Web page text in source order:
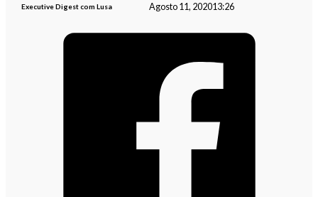
Executive Digest com Lusa Agosto 11, 202013:26